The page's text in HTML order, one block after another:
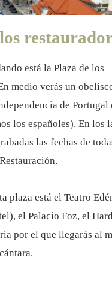
está la Plaza de los
medio verás un
de Portugal
los españoles). En los
las fechas de
plaza está el Teatro
el Palacio Foz, el
por el que llegarás al